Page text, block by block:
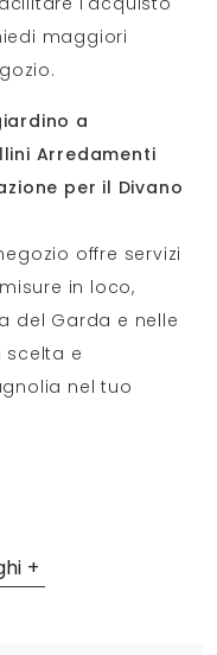
maggiori
a
Arredamenti
per il Divano
offre servizi
in loco,
del Garda e nelle
scelta e
nel tuo